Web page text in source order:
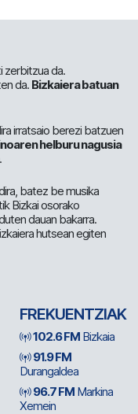
zerbitzua da.
da. Bizkaiera batuan
irratsaio berezi batzuen
helburu nagusia
.
batez be musika
Bizkai osorako
dauan bakarra.
hutsean egiten
FREKUENTZIAK
102.6 FM Bizkaia
91.9 FM
Durangaldea
96.7 FM Markina
Xemein